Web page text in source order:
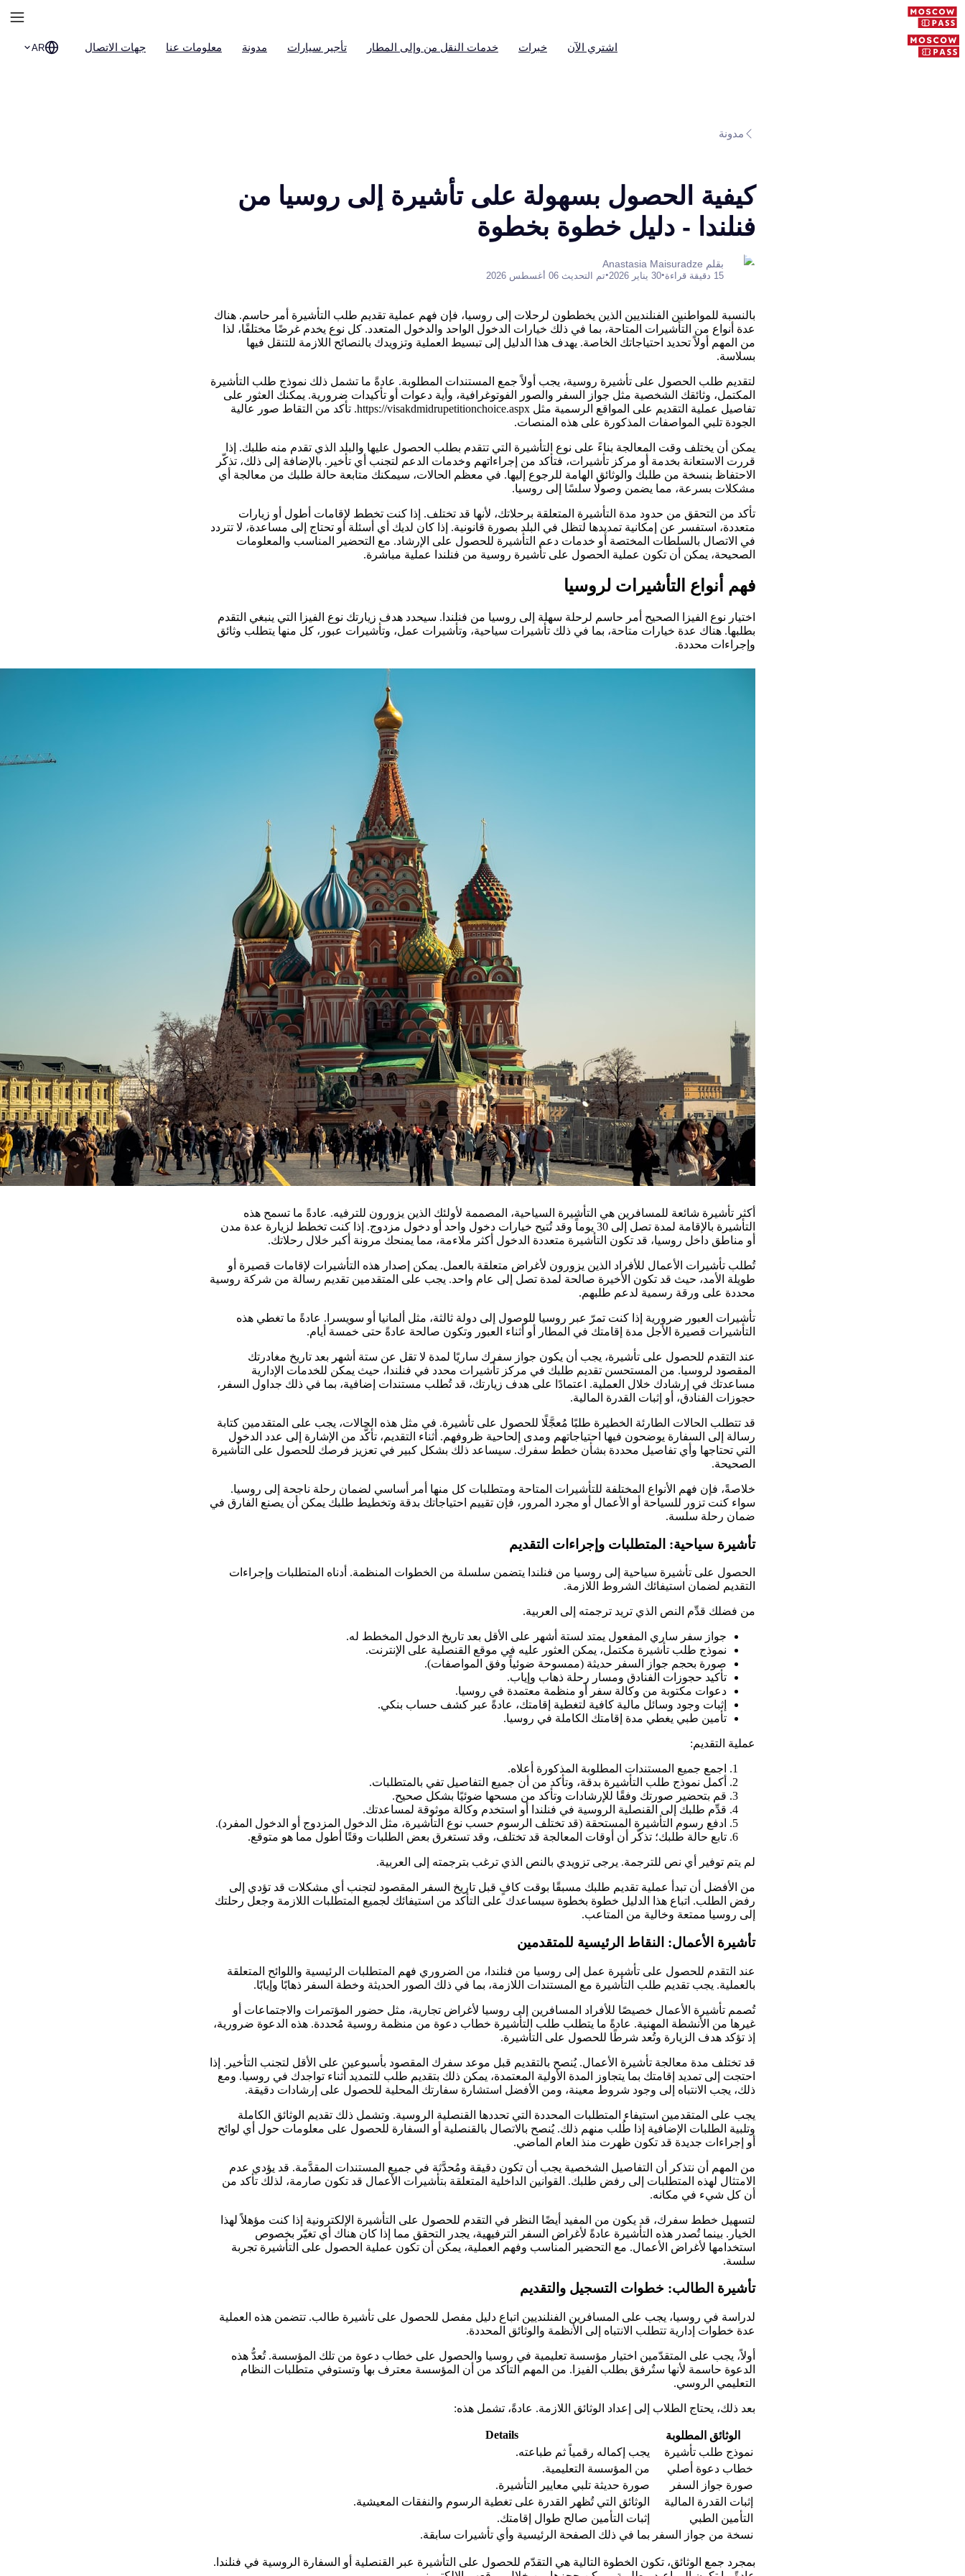
اشتري الآن خبرات خدمات النقل من وإلى المطار تأجير سيارات مدونة معلومات عنا جهات الاتصال AR
مدونة
كيفية الحصول بسهولة على تأشيرة إلى روسيا من
فنلندا - دليل خطوة بخطوة
بقلم Anastasia Maisuradze
15 دقيقة قراءة •30 يناير 2026 •تم التحديث 06 أغسطس 2026
بالنسبة للمواطنين الفنلنديين الذين يخططون لرحلات إلى روسيا، فإن فهم عملية تقديم طلب التأشيرة أمر حاسم. هناك
عدة أنواع من التأشيرات المتاحة، بما في ذلك خيارات الدخول الواحد والدخول المتعدد. كل نوع يخدم غرضًا مختلفًا، لذا
من المهم أولاً تحديد احتياجاتك الخاصة. يهدف هذا الدليل إلى تبسيط العملية وتزويدك بالنصائح اللازمة للتنقل فيها
بسلاسة.
لتقديم طلب الحصول على تأشيرة روسية، يجب أولاً جمع المستندات المطلوبة. عادةً ما تشمل ذلك نموذج طلب التأشيرة
المكتمل، وثائقك الشخصية مثل جواز السفر والصور الفوتوغرافية، وأية دعوات أو تأكيدات ضرورية. يمكنك العثور على
تفاصيل عملية التقديم على المواقع الرسمية مثل https://visakdmidrupetitionchoice.aspx. تأكد من التقاط صور عالية
الجودة تلبي المواصفات المذكورة على هذه المنصات.
يمكن أن يختلف وقت المعالجة بناءً على نوع التأشيرة التي تتقدم بطلب الحصول عليها والبلد الذي تقدم منه طلبك. إذا
قررت الاستعانة بخدمة أو مركز تأشيرات، فتأكد من إجراءاتهم وخدمات الدعم لتجنب أي تأخير. بالإضافة إلى ذلك، تذكّر
الاحتفاظ بنسخة من طلبك والوثائق الهامة للرجوع إليها. في معظم الحالات، سيمكنك متابعة حالة طلبك من معالجة أي
مشكلات بسرعة، مما يضمن وصولًا سلسًا إلى روسيا.
تأكد من التحقق من حدود مدة التأشيرة المتعلقة برحلاتك، لأنها قد تختلف. إذا كنت تخطط لإقامات أطول أو زيارات
متعددة، استفسر عن إمكانية تمديدها لتظل في البلد بصورة قانونية. إذا كان لديك أي أسئلة أو تحتاج إلى مساعدة، لا تتردد
في الاتصال بالسلطات المختصة أو خدمات دعم التأشيرة للحصول على الإرشاد. مع التحضير المناسب والمعلومات
الصحيحة، يمكن أن تكون عملية الحصول على تأشيرة روسية من فنلندا عملية مباشرة.
فهم أنواع التأشيرات لروسيا
اختيار نوع الفيزا الصحيح أمر حاسم لرحلة سهلة إلى روسيا من فنلندا. سيحدد هدف زيارتك نوع الفيزا التي ينبغي التقدم
بطلبها. هناك عدة خيارات متاحة، بما في ذلك تأشيرات سياحية، وتأشيرات عمل، وتأشيرات عبور، كل منها يتطلب وثائق
وإجراءات محددة.
أكثر تأشيرة شائعة للمسافرين هي التأشيرة السياحية، المصممة لأولئك الذين يزورون للترفيه. عادةً ما تسمح هذه
التأشيرة بالإقامة لمدة تصل إلى 30 يوماً وقد تُتيح خيارات دخول واحد أو دخول مزدوج. إذا كنت تخطط لزيارة عدة مدن
أو مناطق داخل روسيا، قد تكون التأشيرة متعددة الدخول أكثر ملاءمة، مما يمنحك مرونة أكبر خلال رحلاتك.
تُطلب تأشيرات الأعمال للأفراد الذين يزورون لأغراض متعلقة بالعمل. يمكن إصدار هذه التأشيرات لإقامات قصيرة أو
طويلة الأمد، حيث قد تكون الأخيرة صالحة لمدة تصل إلى عام واحد. يجب على المتقدمين تقديم رسالة من شركة روسية
محددة على ورقة رسمية لدعم طلبهم.
تأشيرات العبور ضرورية إذا كنت تمرّ عبر روسيا للوصول إلى دولة ثالثة، مثل ألمانيا أو سويسرا. عادةً ما تغطي هذه
التأشيرات قصيرة الأجل مدة إقامتك في المطار أو أثناء العبور وتكون صالحة عادةً حتى خمسة أيام.
عند التقدم للحصول على تأشيرة، يجب أن يكون جواز سفرك ساريًا لمدة لا تقل عن ستة أشهر بعد تاريخ مغادرتك
المقصود لروسيا. من المستحسن تقديم طلبك في مركز تأشيرات محدد في فنلندا، حيث يمكن للخدمات الإدارية
مساعدتك في إرشادك خلال العملية. اعتمادًا على هدف زيارتك، قد تُطلب مستندات إضافية، بما في ذلك جداول السفر،
حجوزات الفنادق، أو إثبات القدرة المالية.
قد تتطلب الحالات الطارئة الخطيرة طلبًا مُعجَّلًا للحصول على تأشيرة. في مثل هذه الحالات، يجب على المتقدمين كتابة
رسالة إلى السفارة يوضحون فيها احتياجاتهم ومدى إلحاحية ظروفهم. أثناء التقديم، تأكَّد من الإشارة إلى عدد الدخول
التي تحتاجها وأي تفاصيل محددة بشأن خطط سفرك. سيساعد ذلك بشكل كبير في تعزيز فرصك للحصول على التأشيرة
الصحيحة.
خلاصةً، فإن فهم الأنواع المختلفة للتأشيرات المتاحة ومتطلبات كل منها أمر أساسي لضمان رحلة ناجحة إلى روسيا.
سواء كنت تزور للسياحة أو الأعمال أو مجرد المرور، فإن تقييم احتياجاتك بدقة وتخطيط طلبك يمكن أن يصنع الفارق في
ضمان رحلة سلسة.
تأشيرة سياحية: المتطلبات وإجراءات التقديم
الحصول على تأشيرة سياحية إلى روسيا من فنلندا يتضمن سلسلة من الخطوات المنظمة. أدناه المتطلبات وإجراءات
التقديم لضمان استيفائك الشروط اللازمة.
من فضلك قدِّم النص الذي تريد ترجمته إلى العربية.
جواز سفر ساري المفعول يمتد لستة أشهر على الأقل بعد تاريخ الدخول المخطط له.
نموذج طلب تأشيرة مكتمل، يمكن العثور عليه في موقع القنصلية على الإنترنت.
صورة بحجم جواز السفر حديثة (ممسوحة ضوئياً وفق المواصفات).
تأكيد حجوزات الفنادق ومسار رحلة ذهاب وإياب.
دعوات مكتوبة من وكالة سفر أو منظمة معتمدة في روسيا.
إثبات وجود وسائل مالية كافية لتغطية إقامتك، عادةً عبر كشف حساب بنكي.
تأمين طبي يغطي مدة إقامتك الكاملة في روسيا.
عملية التقديم:
اجمع جميع المستندات المطلوبة المذكورة أعلاه.
أكمل نموذج طلب التأشيرة بدقة، وتأكد من أن جميع التفاصيل تفي بالمتطلبات.
قم بتحضير صورتك وفقًا للإرشادات وتأكد من مسحها ضوئيًا بشكل صحيح.
قدِّم طلبك إلى القنصلية الروسية في فنلندا أو استخدم وكالة موثوقة لمساعدتك.
ادفع رسوم التأشيرة المستحقة (قد تختلف الرسوم حسب نوع التأشيرة، مثل الدخول المزدوج أو الدخول المفرد).
تابع حالة طلبك؛ تذكّر أن أوقات المعالجة قد تختلف، وقد تستغرق بعض الطلبات وقتًا أطول مما هو متوقع.
لم يتم توفير أي نص للترجمة. يرجى تزويدي بالنص الذي ترغب بترجمته إلى العربية.
من الأفضل أن تبدأ عملية تقديم طلبك مسبقًا بوقت كافٍ قبل تاريخ السفر المقصود لتجنب أي مشكلات قد تؤدي إلى
رفض الطلب. اتباع هذا الدليل خطوة بخطوة سيساعدك على التأكد من استيفائك لجميع المتطلبات اللازمة وجعل رحلتك
إلى روسيا ممتعة وخالية من المتاعب.
تأشيرة الأعمال: النقاط الرئيسية للمتقدمين
عند التقدم للحصول على تأشيرة عمل إلى روسيا من فنلندا، من الضروري فهم المتطلبات الرئيسية واللوائح المتعلقة
بالعملية. يجب تقديم طلب التأشيرة مع المستندات اللازمة، بما في ذلك الصور الحديثة وخطة السفر ذهابًا وإيابًا.
تُصمم تأشيرة الأعمال خصيصًا للأفراد المسافرين إلى روسيا لأغراض تجارية، مثل حضور المؤتمرات والاجتماعات أو
غيرها من الأنشطة المهنية. عادةً ما يتطلب طلب التأشيرة خطاب دعوة من منظمة روسية مُحددة. هذه الدعوة ضرورية،
إذ تؤكد هدف الزيارة وتُعد شرطًا للحصول على التأشيرة.
قد تختلف مدة معالجة تأشيرة الأعمال. يُنصح بالتقديم قبل موعد سفرك المقصود بأسبوعين على الأقل لتجنب التأخير. إذا
احتجت إلى تمديد إقامتك بما يتجاوز المدة الأولية المعتمدة، يمكن ذلك بتقديم طلب للتمديد أثناء تواجدك في روسيا. ومع
ذلك، يجب الانتباه إلى وجود شروط معينة، ومن الأفضل استشارة سفارتك المحلية للحصول على إرشادات دقيقة.
يجب على المتقدمين استيفاء المتطلبات المحددة التي تحددها القنصلية الروسية. وتشمل ذلك تقديم الوثائق الكاملة
وتلبية الطلبات الإضافية إذا طُلب منهم ذلك. يُنصح بالاتصال بالقنصلية أو السفارة للحصول على معلومات حول أي لوائح
أو إجراءات جديدة قد تكون ظهرت منذ العام الماضي.
من المهم أن نتذكر أن التفاصيل الشخصية يجب أن تكون دقيقة ومُحدَّثة في جميع المستندات المقدَّمة. قد يؤدي عدم
الامتثال لهذه المتطلبات إلى رفض طلبك. القوانين الداخلية المتعلقة بتأشيرات الأعمال قد تكون صارمة، لذلك تأكد من
أن كل شيء في مكانه.
لتسهيل خطط سفرك، قد يكون من المفيد أيضًا النظر في التقدم للحصول على التأشيرة الإلكترونية إذا كنت مؤهلاً لهذا
الخيار. بينما تُصدر هذه التأشيرة عادةً لأغراض السفر الترفيهية، يجدر التحقق مما إذا كان هناك أي تغيّر بخصوص
استخدامها لأغراض الأعمال. مع التحضير المناسب وفهم العملية، يمكن أن تكون عملية الحصول على التأشيرة تجربة
سلسة.
تأشيرة الطالب: خطوات التسجيل والتقديم
لدراسة في روسيا، يجب على المسافرين الفنلنديين اتباع دليل مفصل للحصول على تأشيرة طالب. تتضمن هذه العملية
عدة خطوات إدارية تتطلب الانتباه إلى الأنظمة والوثائق المحددة.
أولاً، يجب على المتقدّمين اختيار مؤسسة تعليمية في روسيا والحصول على خطاب دعوة من تلك المؤسسة. تُعدُّ هذه
الدعوة حاسمة لأنها ستُرفق بطلب الفيزا. من المهم التأكد من أن المؤسسة معترف بها وتستوفي متطلبات النظام
التعليمي الروسي.
بعد ذلك، يحتاج الطلاب إلى إعداد الوثائق اللازمة. عادةً، تشمل هذه:
الوثائق المطلوبة
Details
نموذج طلب تأشيرة
يجب إكماله رقمياً ثم طباعته.
خطاب دعوة أصلي
من المؤسسة التعليمية.
صورة جواز السفر
صورة حديثة تلبي معايير التأشيرة.
إثبات القدرة المالية
الوثائق التي تُظهر القدرة على تغطية الرسوم والنفقات المعيشية.
التأمين الطبي
إثبات التأمين صالح طوال إقامتك.
نسخة من جواز السفر بما في ذلك الصفحة الرئيسية وأي تأشيرات سابقة.
بمجرد جمع الوثائق، تكون الخطوة التالية هي التقدّم للحصول على التأشيرة عبر القنصلية أو السفارة الروسية في فنلندا.